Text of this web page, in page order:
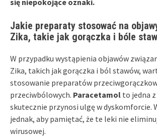
Jakie preparaty stosować na
Zika, takie jak gorączka i bóle
W przypadku wystąpienia objawów
Zika, takich jak gorączka i ból stawów,
stosowanie preparatów
przeciwbólowych. Paracetamol to jedna
skutecznie przynosi ulgę w dyskomforcie.
jednak, aby pamiętać, że te leki nie
wirusowej.